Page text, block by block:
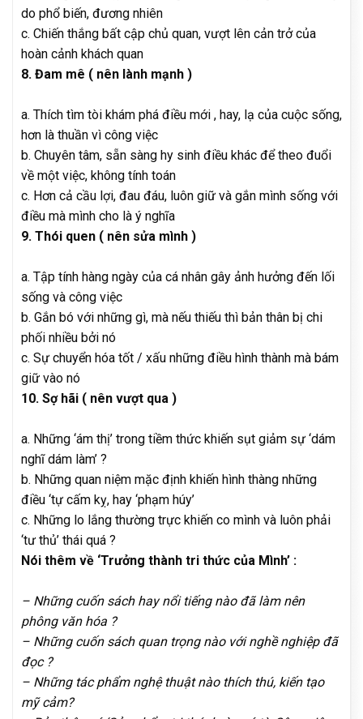
do phổ biến, đương nhiên
c. Chiến thắng bất cập chủ quan, vượt lên cản trở của
hoàn cảnh khách quan
8. Đam mê ( nên lành mạnh )
a. Thích tìm tòi khám phá điều mới , hay, lạ của cuộc sống,
hơn là thuần vì công việc
b. Chuyên tâm, sẵn sàng hy sinh điều khác để theo đuổi
về một việc, không tính toán
c. Hơn cả cầu lợi, đau đáu, luôn giữ và gắn mình sống với
điều mà mình cho là ý nghĩa
9. Thói quen ( nên sửa mình )
a. Tập tính hàng ngày của cá nhân gây ảnh hưởng đến lối
sống và công việc
b. Gắn bó với những gì, mà nếu thiếu thì bản thân bị chi
phối nhiều bởi nó
c. Sự chuyển hóa tốt / xấu những điều hình thành mà bám
giữ vào nó
10. Sợ hãi ( nên vượt qua )
a. Những ‘ám thị’ trong tiềm thức khiến sụt giảm sự ‘dám
nghĩ dám làm’ ?
b. Những quan niệm mặc định khiến hình thàng những
điều ‘tự cấm kỵ, hay ‘phạm húy’
c. Những lo lắng thường trực khiến co mình và luôn phải
‘tư thủ’ thái quá ?
Nói thêm về ‘Trưởng thành tri thức của Mình’ :
– Những cuốn sách hay nổi tiếng nào đã làm nên
phông văn hóa ?
– Những cuốn sách quan trọng nào với nghề nghiệp đã
đọc ?
– Những tác phẩm nghệ thuật nào thích thú, kiến tạo
mỹ cảm?